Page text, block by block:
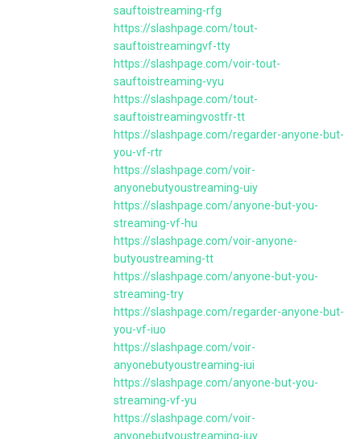
sauftoistreaming-rfg
https://slashpage.com/tout-
sauftoistreamingvf-tty
https://slashpage.com/voir-tout-
sauftoistreaming-vyu
https://slashpage.com/tout-
sauftoistreamingvostfr-tt
https://slashpage.com/regarder-anyone-but-
you-vf-rtr
https://slashpage.com/voir-
anyonebutyoustreaming-uiy
https://slashpage.com/anyone-but-you-
streaming-vf-hu
https://slashpage.com/voir-anyone-
butyoustreaming-tt
https://slashpage.com/anyone-but-you-
streaming-try
https://slashpage.com/regarder-anyone-but-
you-vf-iuo
https://slashpage.com/voir-
anyonebutyoustreaming-iui
https://slashpage.com/anyone-but-you-
streaming-vf-yu
https://slashpage.com/voir-
anyonebutyoustreaming-iuy